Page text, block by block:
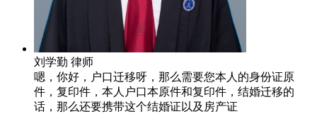
刘学勤 律师
嗯，你好，户口迁移呀，那么需要您本人的身份证原
件，复印件，本人户口本原件和复印件，结婚迁移的
话，那么还要携带这个结婚证以及房产证